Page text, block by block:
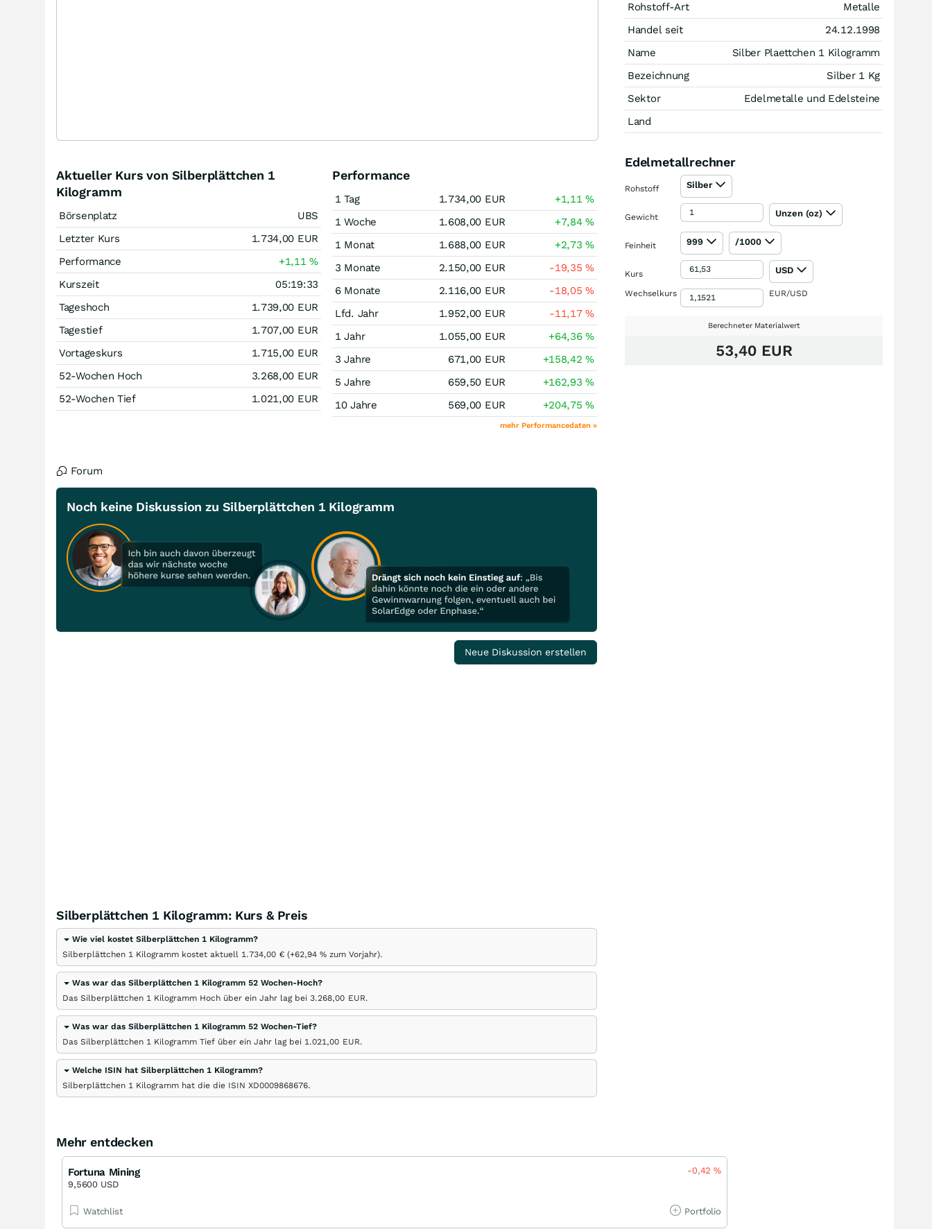
Aktueller Kurs von Silberplättchen 1
Kilogramm
Börsenplatz
UBS
Letzter Kurs
1.734,00 EUR
Performance
+1,11%
Kurszeit
05:19:33
Tageshoch
1.739,00 EUR
Tagestief
1.707,00 EUR
Vortageskurs
1.715,00 EUR
52-Wochen Hoch
3.268,00 EUR
52-Wochen Tief
1.021,00 EUR
Performance
1 Tag 1.734,00 EUR +1,11%
1 Woche
1.608,00 EUR +7,84%
1 Monat
1.688,00 EUR +2,73%
3 Monate
2.150,00 EUR -19,35%
6 Monate
2.116,00 EUR -18,05%
Lfd. Jahr
1.952,00 EUR -11,17%
1 Jahr
1.055,00 EUR +64,36%
3 Jahre
671,00 EUR +158,42%
5 Jahre
659,50 EUR +162,93%
10 Jahre
569,00 EUR +204,75%
mehr Performancedaten »
Forum
Noch keine Diskussion zu Silberplättchen 1 Kilogramm
Neue Diskussion erstellen
Silberplättchen 1 Kilogramm: Kurs & Preis
Wie viel kostet Silberplättchen 1 Kilogramm?
Silberplättchen 1 Kilogramm kostet aktuell 1.734,00 € (+62,94 % zum Vorjahr).
Was war das Silberplättchen 1 Kilogramm 52 Wochen-Hoch?
Das Silberplättchen 1 Kilogramm Hoch über ein Jahr lag bei 3.268,00 EUR.
Was war das Silberplättchen 1 Kilogramm 52 Wochen-Tief?
Das Silberplättchen 1 Kilogramm Tief über ein Jahr lag bei 1.021,00 EUR.
Welche ISIN hat Silberplättchen 1 Kilogramm?
Silberplättchen 1 Kilogramm hat die die ISIN XD0009868676.
Rohstoff-Art
Metalle
Handel seit
24.12.1998
Name
Silber Plaettchen 1 Kilogramm
Bezeichnung
Silber 1 Kg
Sektor
Edelmetalle und Edelsteine
Land
Edelmetallrechner
Rohstoff Silber
Gewicht Unzen (oz)
Feinheit 999 /1000
Kurs USD
Wechselkurs EUR/USD
Berechneter Materialwert
53,40 EUR
Mehr entdecken
Fortuna Mining
9,5600 USD
-0,42%
Watchlist Portfolio